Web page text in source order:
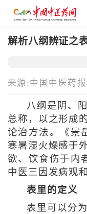
解析八纲辨证之
来源:中国中医药
八纲是阴、
总称，以之形成
论治方法。《景
寒暑湿火燥感于
欲、饮食伤于内
中医三因发病观
表里的定义
表里可以分